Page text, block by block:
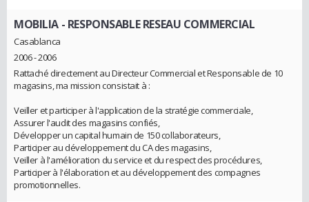
MOBILIA - RESPONSABLE RESEAU COMMERCIAL
Casablanca
2006 - 2006
Rattaché directement au Directeur Commercial et Responsable de 10
magasins, ma mission consistait à :
Veiller et participer à l'application de la stratégie commerciale,
Assurer l'audit des magasins confiés,
Développer un capital humain de 150 collaborateurs,
Participer au développement du CA des magasins,
Veiller à l'amélioration du service et du respect des procédures,
Participer à l'élaboration et au développement des compagnes
promotionnelles.